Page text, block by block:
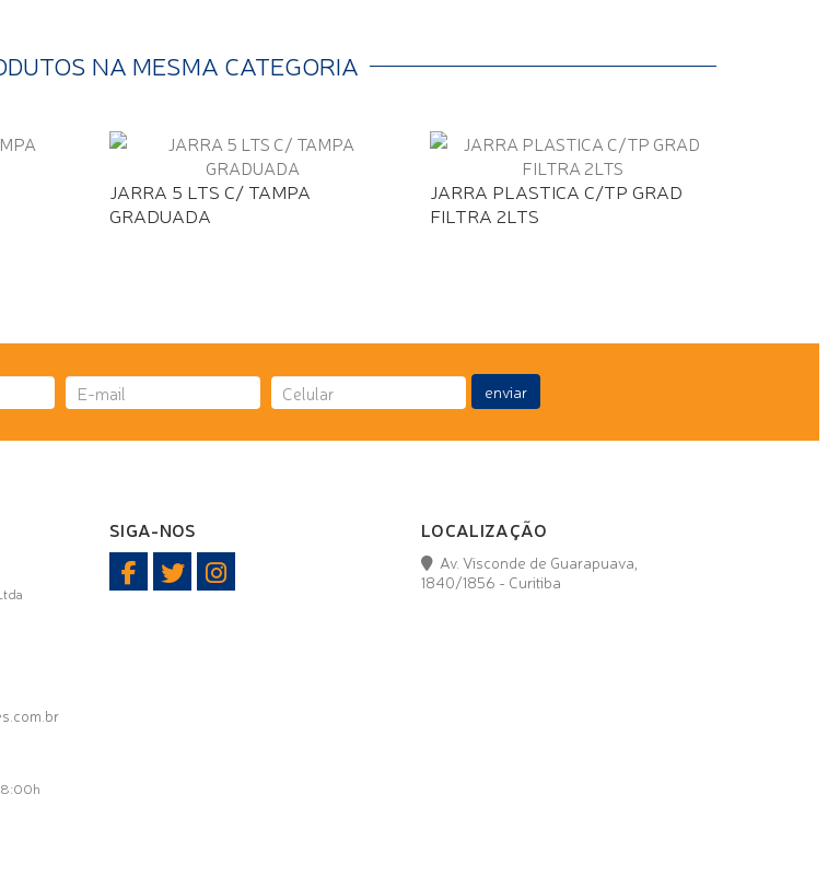
NA MESMA CATEGORIA
JARRA 5 LTS C/ TAMPA
GRADUADA
JARRA PLASTICA C/TP GRAD
FILTRA 2LTS
enviar
SIGA-NOS LOCALIZAÇÃO
Av. Visconde de Guarapuava,
1840/1856 - Curitiba